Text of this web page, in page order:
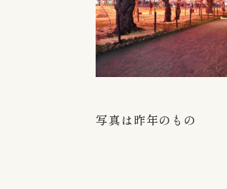
Facilities
Hot springs
写真は昨年のもの